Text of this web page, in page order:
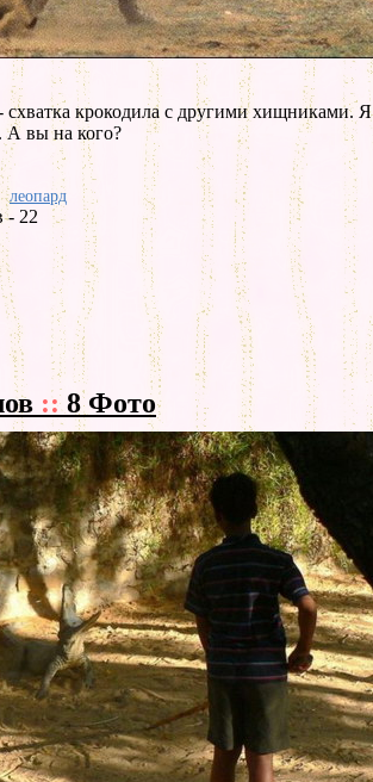
схватка крокодила с другими хищниками. Я
А вы на кого?
леопард
- 22
::8 Фото